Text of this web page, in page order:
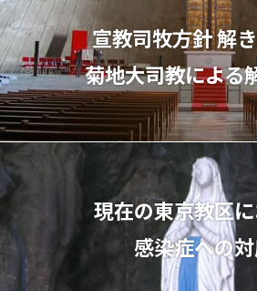
宣教司牧⽅針 解
菊地⼤司教による
現在の東京教区
感染症への